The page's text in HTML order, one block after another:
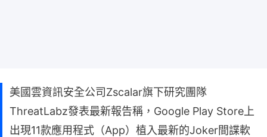
美國雲資訊安全公司Zscalar旗下研究團隊
ThreatLabz發表最新報告稱，Google Play Store上
出現11款應用程式（App）植入最新的Joker間諜軟